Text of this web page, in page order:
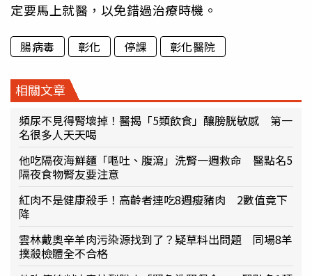
定要馬上就醫，以免錯過治療時機。
腸病毒 彰化 停課 彰化醫院
相關文章
頻尿不見得腎壞掉！醫揭「5類飲食」釀膀胱敏感 第一
名很多人天天喝
他吃隔夜海鮮麵「嘔吐、腹瀉」洗腎一週救命 醫點名5
隔夜食物腎友要注意
紅肉不是健康殺手！高齡者連吃8週瘦豬肉 2數值竟下
降
雲林戴奧辛羊肉污染源找到了？疑草料出問題 同場8羊
撲殺檢體全不合格